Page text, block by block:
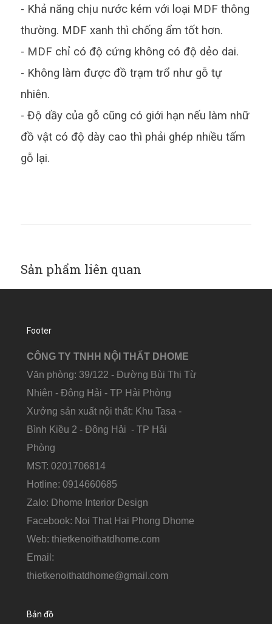
- Khả năng chịu nước kém với loại MDF thông
thường. MDF xanh thì chống ẩm tốt hơn.
- MDF chỉ có độ cứng không có độ dẻo dai.
- Không làm được đồ trạm trổ như gỗ tự
nhiên.
- Độ dầy của gỗ cũng có giới hạn nếu làm nhữ
đồ vật có độ dày cao thì phải ghép nhiều tấm
gỗ lại.
Sản phẩm liên quan
Footer
CÔNG TY TNHH NỘI THẤT DHOME
Văn phòng: 39/122 - Đường Bùi Thị Từ
Nhiên - Đông Hải - TP Hải Phòng
Xưởng sản xuất nội thất: Khu Tasa -
Bình Kiều 2 - Đông Hải - TP Hải
Phòng
MST: 0201706814
Hotline: 0914660685
Zalo: Dhome Interior Design
Facebook: Noi That Hai Phong Dhome
Web: thietkenoithatdhome.com
Email:
thietkenoithatdhome@gmail.com
Bản đồ